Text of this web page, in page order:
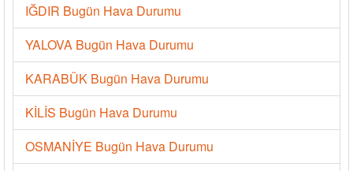
IĞDIR Bugün Hava Durumu
YALOVA Bugün Hava Durumu
KARABÜK Bugün Hava Durumu
KİLİS Bugün Hava Durumu
OSMANİYE Bugün Hava Durumu